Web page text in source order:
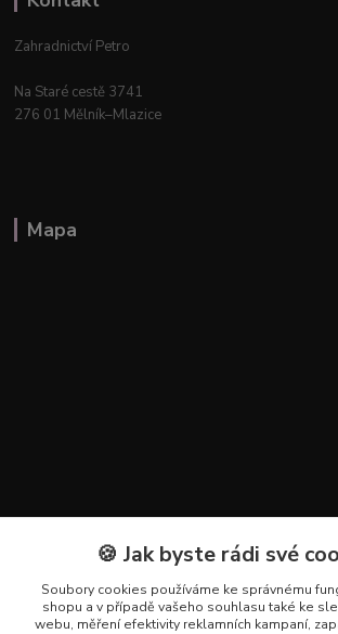
Zahradnictví Petro
Na Staré cestě 3741
276 01 Mělník–Mlazice
Mapa
Kontakty
+420 602 223 614
🍪 Jak byste rádi své
Soubory cookies používáme ke správnému
shopu a v případě vašeho souhlasu také ke
webu, měření efektivity reklamních kampaní,